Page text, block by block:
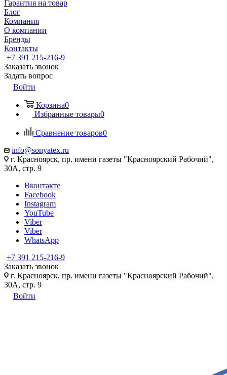
Гарантия на товар
Блог
Компания
О компании
Бренды
Контакты
+7 391 215-216-9
Заказать звонок
Задать вопрос
Войти
Корзина0
Избранные товары0
Сравнение товаров0
info@sonyatex.ru
г. Красноярск, пр. имени газеты "Красноярский Рабочий",
30А, стр. 9
Вконтакте
Facebook
Instagram
YouTube
Viber
Viber
WhatsApp
+7 391 215-216-9
Заказать звонок
г. Красноярск, пр. имени газеты "Красноярский Рабочий",
30А, стр. 9
Войти